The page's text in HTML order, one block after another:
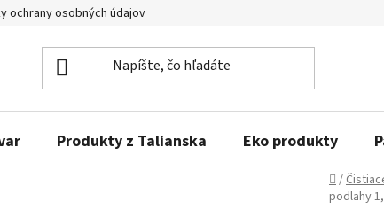
ochrany osobných údajov
Produkty z Talianska Eko produkty
Domov
/
podlahy